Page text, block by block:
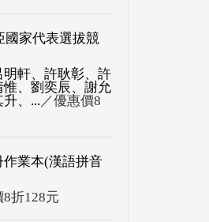
國家代表選拔競
軒、許耿彰、許
、劉奕辰、謝允
、... ／優惠價8
業本(漢語拼音
8折128元